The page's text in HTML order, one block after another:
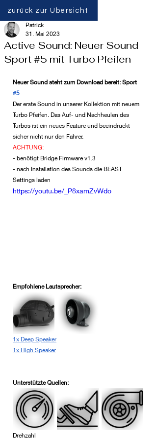
zurück zur Übersicht
Active Sound: Neuer Sound
Sport #5 mit Turbo Pfeifen
Patrick
31. Mai 2023
Neuer Sound steht zum Download bereit: Sport
#5
Der erste Sound in unserer Kollektion mit neuem
Turbo Pfeifen. Das Auf- und Nachheulen des
Turbos ist ein neues Feature und beeindruckt
sicher nicht nur den Fahrer.
ACHTUNG:
- benötigt Bridge Firmware v1.3
- nach Installation des Sounds die BEAST
Settings laden
https://youtu.be/_P8xamZvWdo
Empfohlene Lautsprecher:
1x Deep Speaker
1x High Speaker
Unterstützte Quellen:
Drehzahl